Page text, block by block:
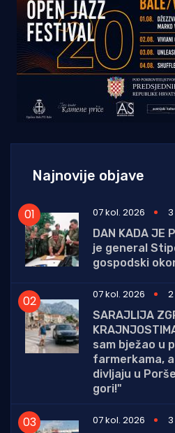
Najnovije objave
07 kol. 2026
DAN KADA JE
je general
gospodski
07 kol. 2026
SARAJLIJA
sam bježao u
farmerkama,
divljaju u
gori!"
07 kol. 2026